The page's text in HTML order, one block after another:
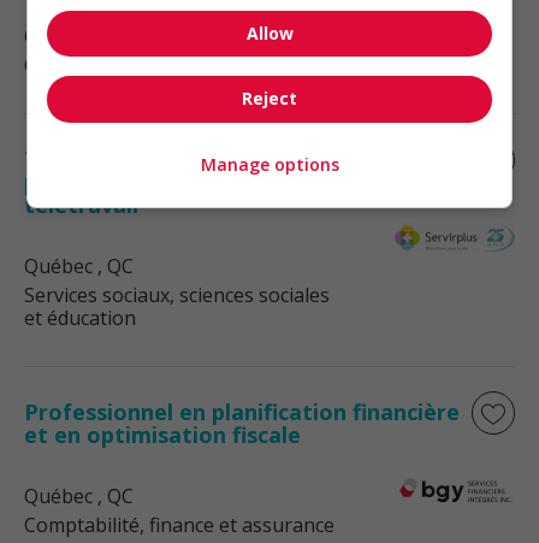
Québec
Comptabilité, finance et assurance
Travailleur social /travailleuse sociale
pour le programme d’aide aux employés
télétravail
Québec , QC
Services sociaux, sciences sociales
et éducation
Professionnel en planification financière
et en optimisation fiscale
Québec , QC
Comptabilité, finance et assurance
Allow
Reject
Manage options